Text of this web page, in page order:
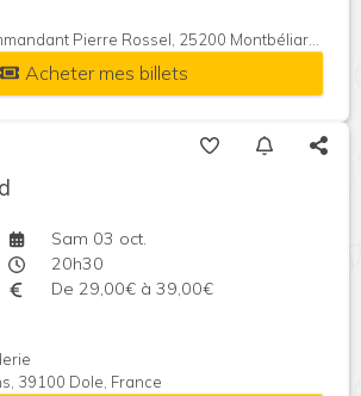
Pierre Rossel, 25200 Montbéliard, France
Acheter mes billets
Sam 03 oct.
20h30
De 29,00€ à 39,00€
39100 Dole, France